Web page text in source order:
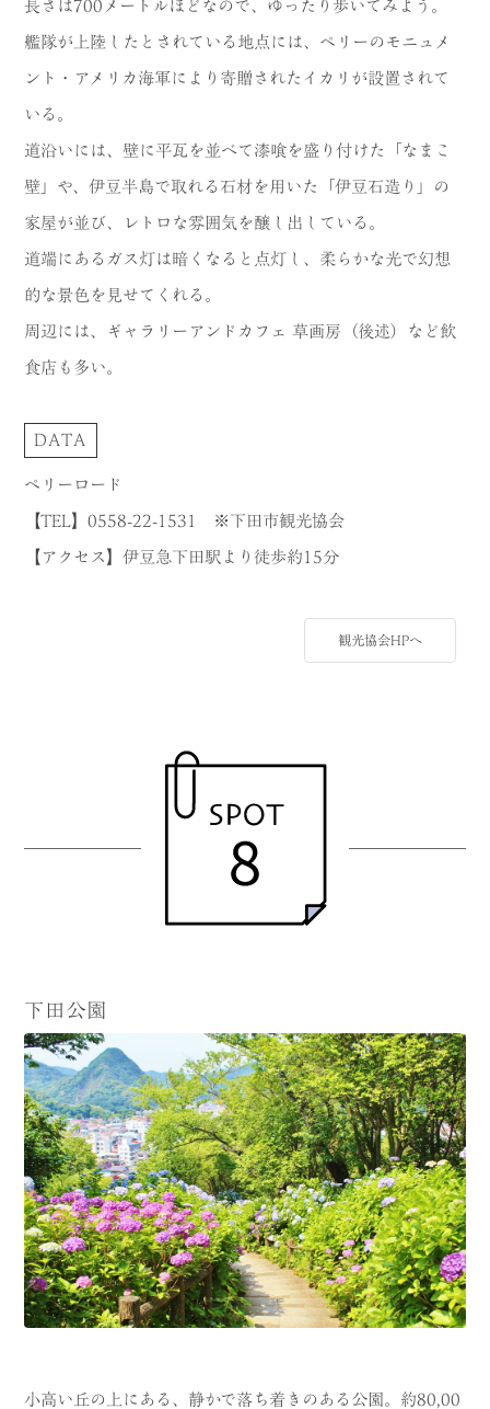
長さは700メートルほどなので、ゆったり歩いてみよう。
艦隊が上陸したとされている地点には、ペリーのモニュメ
ント・アメリカ海軍により寄贈されたイカリが設置されて
いる。
道沿いには、壁に平瓦を並べて漆喰を盛り付けた「なまこ
壁」や、伊豆半島で取れる石材を用いた「伊豆石造り」の
家屋が並び、レトロな雰囲気を醸し出している。
道端にあるガス灯は暗くなると点灯し、柔らかな光で幻想
的な景色を見せてくれる。
周辺には、ギャラリーアンドカフェ 草画房（後述）など飲
食店も多い。
DATA
ペリーロード
【TEL】0558-22-1531 ※下田市観光協会
【アクセス】伊豆急下田駅より徒歩約15分
観光協会HPへ
下田公園
小高い丘の上にある、静かで落ち着きのある公園。約80,00